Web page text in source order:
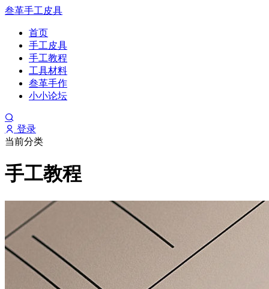
叁革手工皮具
首页
手工皮具
手工教程
工具材料
叁革手作
小小论坛
登录
当前分类
手工教程